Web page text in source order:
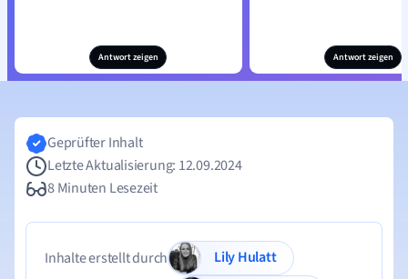
Antwort zeigen Antwort zeigen
Geprüfter Inhalt
Letzte Aktualisierung: 12.09.2024
8 Minuten Lesezeit
Inhalte erstellt durch
Lily Hulatt